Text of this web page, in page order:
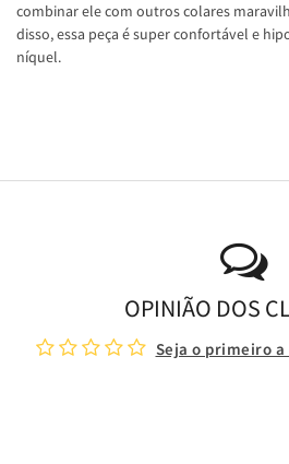
combinar ele com outros colares
disso, essa peça é super confortável e
níquel.
OPINIÃO DOS
Seja o primeiro